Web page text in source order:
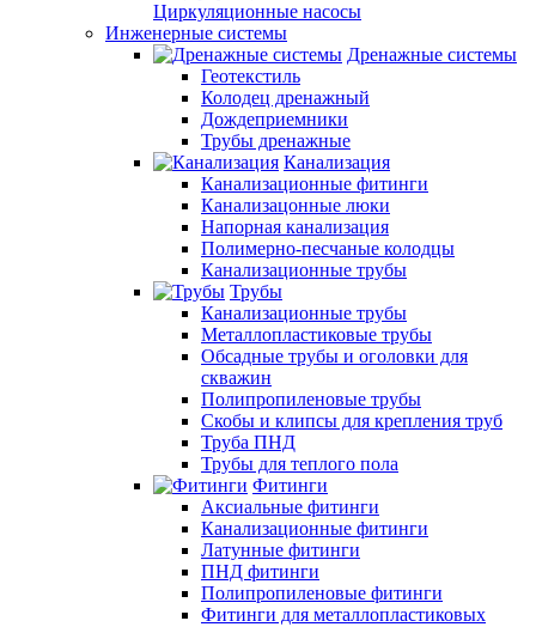
Циркуляционные насосы
Инженерные системы
Дренажные системы
Геотекстиль
Колодец дренажный
Дождеприемники
Трубы дренажные
Канализация
Канализационные фитинги
Канализацонные люки
Напорная канализация
Полимерно-песчаные колодцы
Канализационные трубы
Трубы
Канализационные трубы
Металлопластиковые трубы
Обсадные трубы и оголовки для
скважин
Полипропиленовые трубы
Скобы и клипсы для крепления труб
Труба ПНД
Трубы для теплого пола
Фитинги
Аксиальные фитинги
Канализационные фитинги
Латунные фитинги
ПНД фитинги
Полипропиленовые фитинги
Фитинги для металлопластиковых